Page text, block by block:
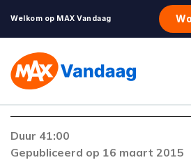
Welkom op MAX Vandaag
De gewenste stream is op
Duur 41:00
Gepubliceerd op 16 maart 2015